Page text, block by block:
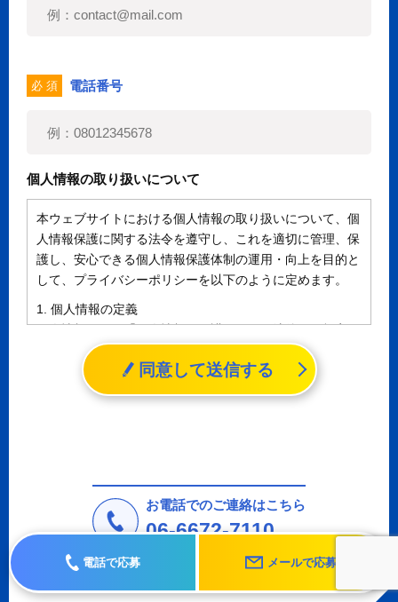
必 須 電話番号
個人情報の取り扱いについて
本ウェブサイトにおける個人情報の取り扱いについて、個
人情報保護に関する法令を遵守し、これを適切に管理、保
護し、安心できる個人情報保護体制の運用・向上を目的と
して、プライバシーポリシーを以下のように定めます。
1. 個人情報の定義
個人情報とは、「個人情報の保護に関する法律」に規定さ
れる生存する個人に関する情報であって、氏名、生年月日
その他の記述等により特定の個人を識別することができる
情報（個人識別情報）を指します。
法令により許された場合を除き、個人情報を第三者に提供
しません。
a.応募者等からのお問い合わせに対応・管理するため
b.本ウェブサイトにおけるサービスの提供・運用のため
c.重要なお知らせなど必要に応じたご連絡のため
同意して送信する
お電話でのご連絡はこちら
06-6672-7110
電話で応募 メールで応募